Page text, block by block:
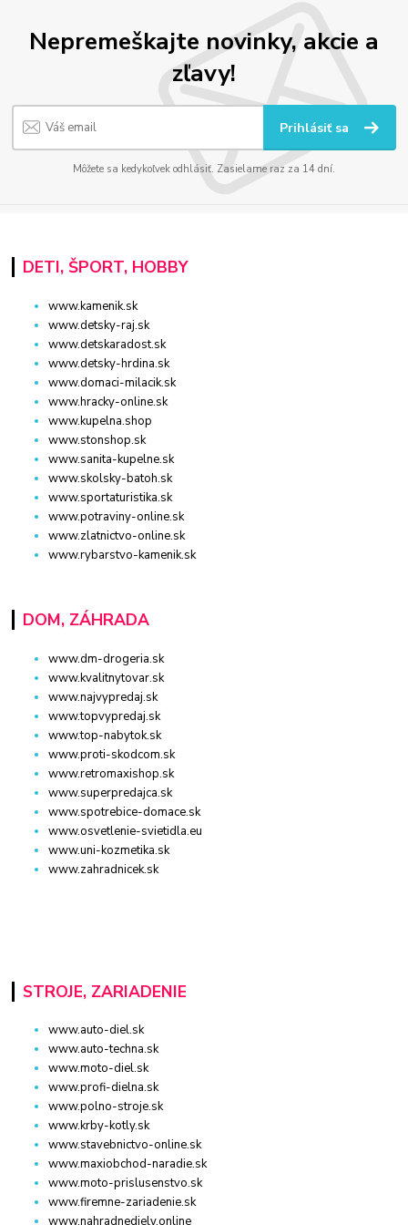
Nepremeškajte novinky, akcie a
zľavy!
Prihlásiť sa
Môžete sa kedykoľvek odhlásiť. Zasielame raz za 14 dní.
DETI, ŠPORT, HOBBY
www.kamenik.sk
www.detsky-raj.sk
www.detskaradost.sk
www.detsky-hrdina.sk
www.domaci-milacik.sk
www.hracky-online.sk
www.kupelna.shop
www.stonshop.sk
www.sanita-kupelne.sk
www.skolsky-batoh.sk
www.sportaturistika.sk
www.potraviny-online.sk
www.zlatnictvo-online.sk
www.rybarstvo-kamenik.sk
DOM, ZÁHRADA
www.dm-drogeria.sk
www.kvalitnytovar.sk
www.najvypredaj.sk
www.topvypredaj.sk
www.top-nabytok.sk
www.proti-skodcom.sk
www.retromaxishop.sk
www.superpredajca.sk
www.spotrebice-domace.sk
www.osvetlenie-svietidla.eu
www.uni-kozmetika.sk
www.zahradnicek.sk
STROJE, ZARIADENIE
www.auto-diel.sk
www.auto-techna.sk
www.moto-diel.sk
www.profi-dielna.sk
www.polno-stroje.sk
www.krby-kotly.sk
www.stavebnictvo-online.sk
www.maxiobchod-naradie.sk
www.moto-prislusenstvo.sk
www.firemne-zariadenie.sk
www.nahradnediely.online